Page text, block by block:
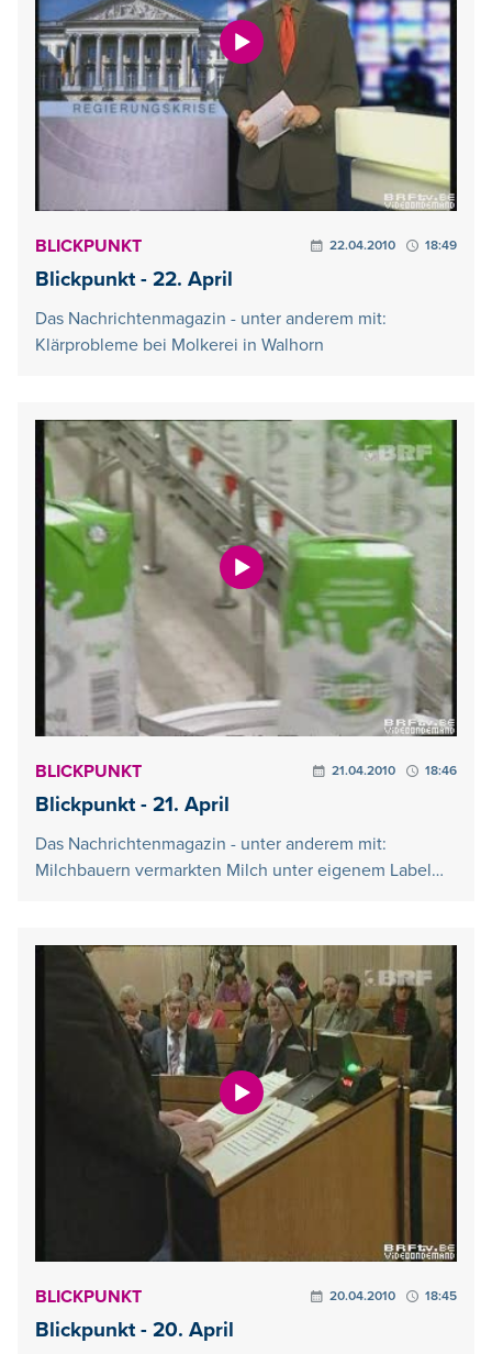
BLICKPUNKT 22.04.2010 18:49
Blickpunkt - 22. April
Das Nachrichtenmagazin - unter anderem mit:
Klärprobleme bei Molkerei in Walhorn
BLICKPUNKT 21.04.2010 18:46
Blickpunkt - 21. April
Das Nachrichtenmagazin - unter anderem mit:
Milchbauern vermarkten Milch unter eigenem Label…
BLICKPUNKT 20.04.2010 18:45
Blickpunkt - 20. April